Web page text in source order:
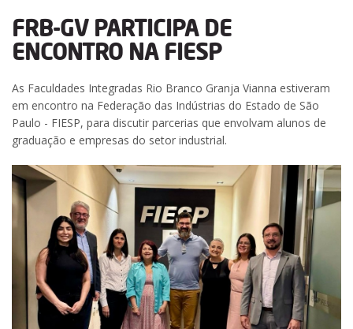
FRB-GV PARTICIPA DE
ENCONTRO NA FIESP
As Faculdades Integradas Rio Branco Granja Vianna estiveram
em encontro na Federação das Indústrias do Estado de São
Paulo - FIESP, para discutir parcerias que envolvam alunos de
graduação e empresas do setor industrial.